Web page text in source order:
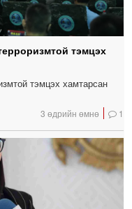
тэмцэх
тэмцэх хамтарсан
3 өдрийн өмнө 1